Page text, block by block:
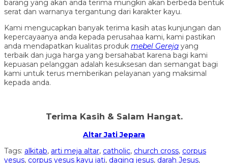
barang yang akan anda terima mungkin akan berbeda bentuk
serat dan warnanya tergantung dari karakter kayu.
Kami mengucapkan banyak terima kasih atas kunjungan dan
kepercayaanya anda kepada perusahaa kami, kami pastikan
anda mendapatkan kualitas produk mebel Gereja yang
terbaik dan juga harga yang bersahabat karena bagi kami
kepuasan pelanggan adalah kesuksesan dan semangat bagi
kami untuk terus memberikan pelayanan yang maksimal
kepada anda.
Terima Kasih & Salam Hangat.
Altar Jati Jepara
Tags: alkitab, arti meja altar, catholic, church cross, corpus
yesus, corpus yesus kayu jati, daging jesus, darah Jesus,